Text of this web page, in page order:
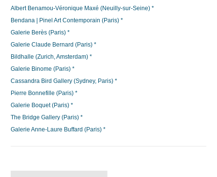
Albert Benamou-Véronique Maxé (Neuilly-sur-Seine) *
Bendana | Pinel Art Contemporain (Paris) *
Galerie Berès (Paris) *
Galerie Claude Bernard (Paris) *
Bildhalle (Zurich, Amsterdam) *
Galerie Binome (Paris) *
Cassandra Bird Gallery (Sydney, Paris) *
Pierre Bonnefille (Paris) *
Galerie Boquet (Paris) *
The Bridge Gallery (Paris) *
Galerie Anne-Laure Buffard (Paris) *